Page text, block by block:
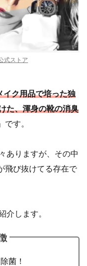
式ストア
イク用品で培った独
た、渾身の靴の消臭
」です。
ありますが、その中
飛び抜けてる存在で
介します。
菌！